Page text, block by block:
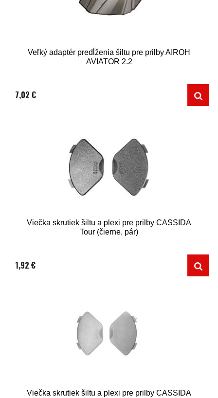
Veľký adaptér predĺženia šiltu pre prilby AIROH
AVIATOR 2.2
7,02 €
Viečka skrutiek šiltu a plexi pre prilby CASSIDA
Tour (čierne, pár)
1,92 €
Viečka skrutiek šiltu a plexi pre prilby CASSIDA